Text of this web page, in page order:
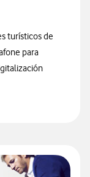
turísticos de
para